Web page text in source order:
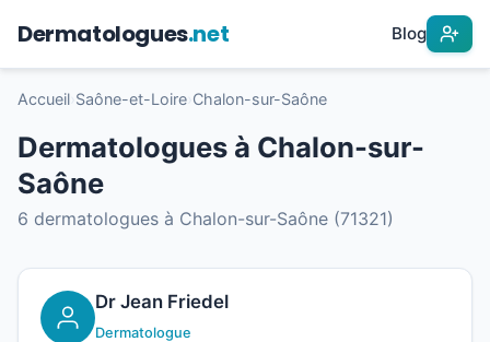
Dermatologues.net Blog
Accueil Saône-et-Loire Chalon-sur-Saône
Dermatologues à Chalon-sur-
Saône
6 dermatologues à Chalon-sur-Saône (71321)
Dr Jean Friedel
Dermatologue